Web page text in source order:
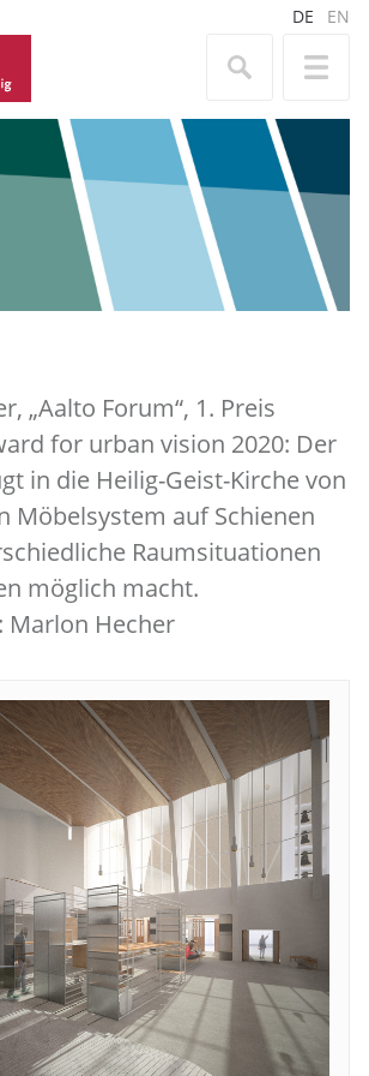
DE EN
„Aalto Forum“, 1. Preis
for urban vision 2020: Der
in die Heilig-Geist-Kirche von
Möbelsystem auf Schienen
Raumsituationen
möglich macht.
Marlon Hecher